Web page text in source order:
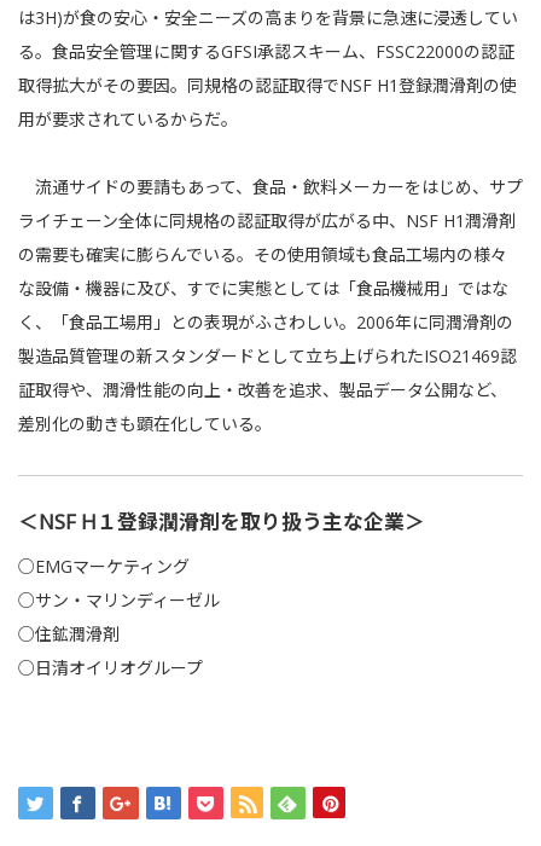
は3H)が食の安心・安全ニーズの高まりを背景に急速に浸透してい
る。食品安全管理に関するGFSI承認スキーム、FSSC22000の認証
取得拡大がその要因。同規格の認証取得でNSF H1登録潤滑剤の使
用が要求されているからだ。
流通サイドの要請もあって、食品・飲料メーカーをはじめ、サプ
ライチェーン全体に同規格の認証取得が広がる中、NSF H1潤滑剤
の需要も確実に膨らんでいる。その使用領域も食品工場内の様々
な設備・機器に及び、すでに実態としては「食品機械用」ではな
く、「食品工場用」との表現がふさわしい。2006年に同潤滑剤の
製造品質管理の新スタンダードとして立ち上げられたISO21469認
証取得や、潤滑性能の向上・改善を追求、製品データ公開など、
差別化の動きも顕在化している。
＜NSF H１登録潤滑剤を取り扱う主な企業＞
○EMGマーケティング
○サン・マリンディーゼル
○住鉱潤滑剤
○日清オイリオグループ